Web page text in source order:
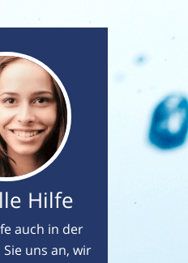
Hilfe
auch in der
uns an, wir